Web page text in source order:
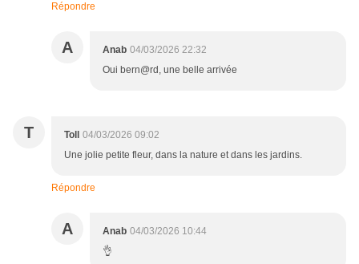
Répondre
A Anab 04/03/2026 22:32
Oui bern@rd, une belle arrivée
T Toll
04/03/2026 09:02
Une jolie petite fleur, dans la nature et dans les jardins.
Répondre
A Anab 04/03/2026 10:44
👌